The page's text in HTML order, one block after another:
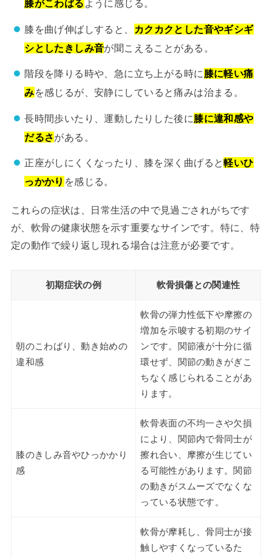
膝がこわばる ように感じる。
膝を曲げ伸ばしすると、
カクカクとした音やギシギ
シとしたきしみ音が聞こえることがある。
階段を降りる時や、急に立ち上がる時に 膝に軽い痛
みを感じるが、安静にしていると痛みは治まる。
長時間歩いたり、運動したりした後に膝に違和感や
だるさがある。
正座がしにくくなったり、膝を深く曲げると軽いひ
っかかり を感じる。
これらの症状は、日常生活の中で見過ごされがちです
が、軟骨の健康状態を示す重要なサインです。特に、特
定の動作で繰り返し現れる場合は注意が必要です。
初期症状の例 軟骨損傷との関連性
朝のこわばり、動き始めの
違和感
軟骨の弾力性低下や摩擦の
増加を示唆する初期のサイ
ンです。関節液が十分に循
環せず、関節の動きがぎこ
ちなく感じられることがあ
ります。
膝のきしみ音やひっかかり
感
軟骨表面の不均一さや欠損
により、関節内で骨同士が
擦れ合い、摩擦が生じてい
る可能性があります。関節
の動きがスムーズでなくな
っている状態です。
軟骨が摩耗し、骨同士が接
触しやすくなっているた